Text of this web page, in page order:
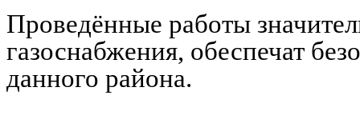
Проведённые работы
газоснабжения, обеспечат
данного района.